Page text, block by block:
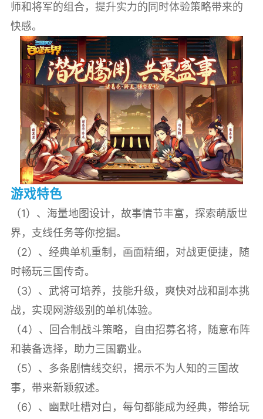
师和将军的组合，提升实力的同时体验策略带来的
快感。
游戏特色
（1）、海量地图设计，故事情节丰富，探索萌版世
界，支线任务等你挖掘。
（2）、经典单机重制，画面精细，对战更便捷，随
时畅玩三国传奇。
（3）、武将可培养，技能升级，爽快对战和副本挑
战，实现网游级别的单机体验。
（4）、回合制战斗策略，自由招募名将，随意布阵
和装备选择，助力三国霸业。
（5）、多条剧情线交织，揭示不为人知的三国故
事，带来新颖叙述。
（6）、幽默吐槽对白，每句都能成为经典，带给玩